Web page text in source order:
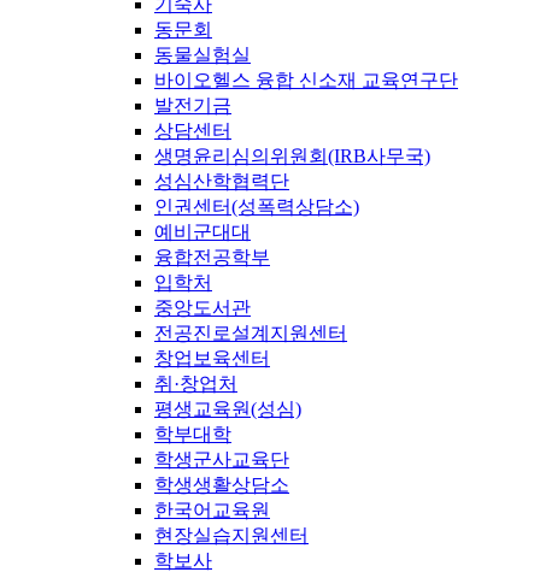
기숙사
동문회
동물실험실
바이오헬스 융합 신소재 교육연구단
발전기금
상담센터
생명윤리심의위원회(IRB사무국)
성심산학협력단
인권센터(성폭력상담소)
예비군대대
융합전공학부
입학처
중앙도서관
전공진로설계지원센터
창업보육센터
취·창업처
평생교육원(성심)
학부대학
학생군사교육단
학생생활상담소
한국어교육원
현장실습지원센터
학보사